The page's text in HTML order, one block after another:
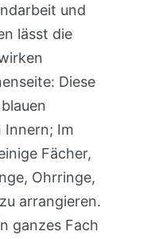
und
lässt die
Diese
Innern; Im
Fächer,
Ohrringe,
arrangieren.
ganzes Fach